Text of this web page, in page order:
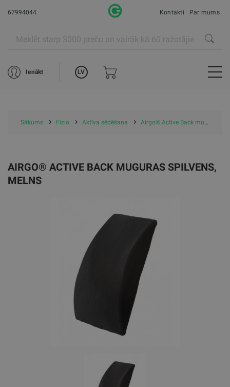
67994044 Kontakti Par mums
Ienākt LV
Sākums Fizio Aktīva sēdēšana Airgo® Active Back muguras spilvens, melns
AIRGO® ACTIVE BACK MUGURAS SPILVENS,
MELNS